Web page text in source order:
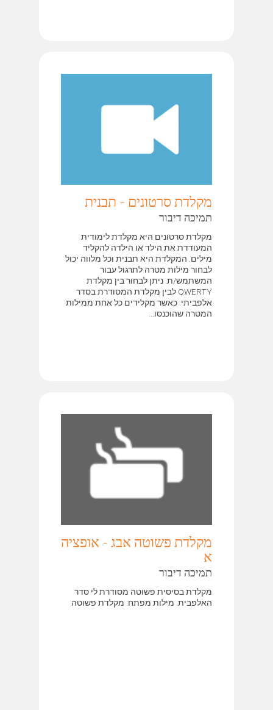
מקלדת סרטונים - תבנית
תמיכה דיבור
מקלדת סרטונים היא מקלדת לימודית
המעודדת את הילד או הילדה להקליד
מילים. המקלדת היא תבנית וכל מלווה יכול
לבחור מילות מטרה לתרגול עבור
המשתמש/ת. ניתן לבחור בין מקלדת
QWERTY לבין מקלדת המסודרת בסדר
אלפביתי. כאשר מקלידים כל אחת ממילות
המטרה שהוכנסו...
מקלדת פשוטה אבג - אופציה
א
תמיכה דיבור
מקלדת בסיסית פשוטה מסודרת לי סדר
האלפבית. מילות מפתח: מקלדת פשוטה